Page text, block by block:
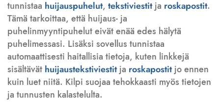
tunnistaa huijauspuhelut, tekstiviestitja roskapostit.
Tämä tarkoittaa, että huijaus- ja
puhelinmyyntipuhelut eivät enää edes hälytä
puhelimessasi. Lisäksi sovellus tunnistaa
automaattisesti haitallisia tietoja, kuten linkkejä
sisältävät huijaustekstiviestitja roskapostitjo ennen
kuin luet niitä. Kilpi suojaa tehokkaasti myös tietojen
ja tunnusten kalastelulta.